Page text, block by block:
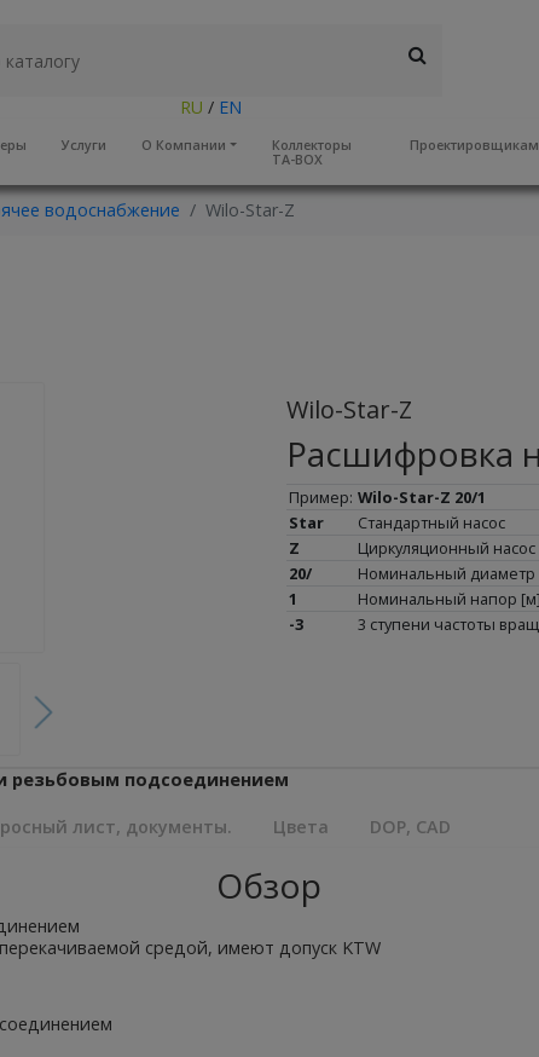
RU /EN
Услуги О Компании
Коллекторы
TA-BOX
Проектировщикам
водоснабжение Wilo-Star-Z
Wilo-Star-Z
Расшифровка
Пример: Wilo-Star-Z 20/1
Star
Стандартный насос
Z
Циркуляционный насос
20/
Номинальный диаметр
1
Номинальный напор [м]
-3
3 ступени частоты
резьбовым подсоединением
лист, документы. Цвета DOP, CAD
Обзор
средой, имеют допуск KTW